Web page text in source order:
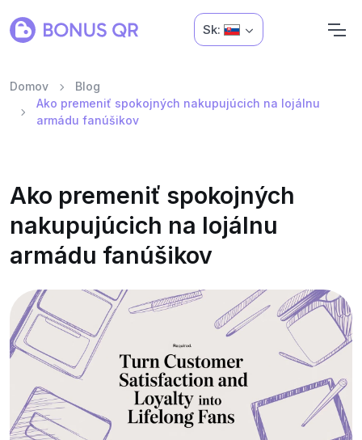
Sk:
Domov
Blog
Ako premeniť spokojných nakupujúcich na lojálnu
armádu fanúšikov
Ako premeniť spokojných
nakupujúcich na lojálnu
armádu fanúšikov